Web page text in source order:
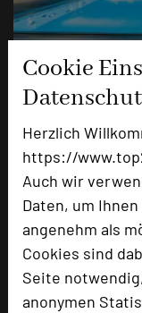
Cookie
Herzlich
https://
Auch wir
Daten, um
angenehm als
Cookies sind
Seite
anonymen